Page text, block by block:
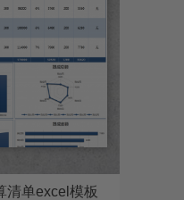
清单excel模板